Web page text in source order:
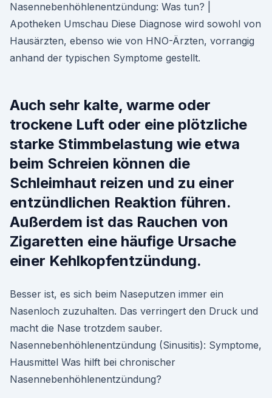
Nasennebenhöhlenentzündung: Was tun? |
Apotheken Umschau Diese Diagnose wird sowohl von
Hausärzten, ebenso wie von HNO-Ärzten, vorrangig
anhand der typischen Symptome gestellt.
Auch sehr kalte, warme oder
trockene Luft oder eine plötzliche
starke Stimmbelastung wie etwa
beim Schreien können die
Schleimhaut reizen und zu einer
entzündlichen Reaktion führen.
Außerdem ist das Rauchen von
Zigaretten eine häufige Ursache
einer Kehlkopfentzündung.
Besser ist, es sich beim Naseputzen immer ein
Nasenloch zuzuhalten. Das verringert den Druck und
macht die Nase trotzdem sauber.
Nasennebenhöhlenentzündung (Sinusitis): Symptome,
Hausmittel Was hilft bei chronischer
Nasennebenhöhlenentzündung?